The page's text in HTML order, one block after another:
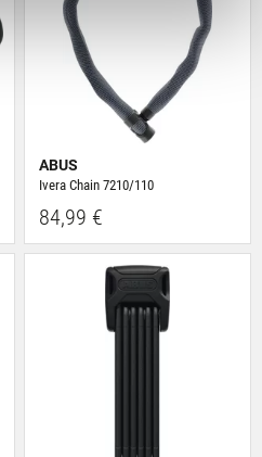
Website an unsere Partner
und Analysen weiter.
Informationen
Daten zusammen, die Du
die sie im Rahmen Deiner
ABUS
Ivera Chain 7210/110
84,99 €